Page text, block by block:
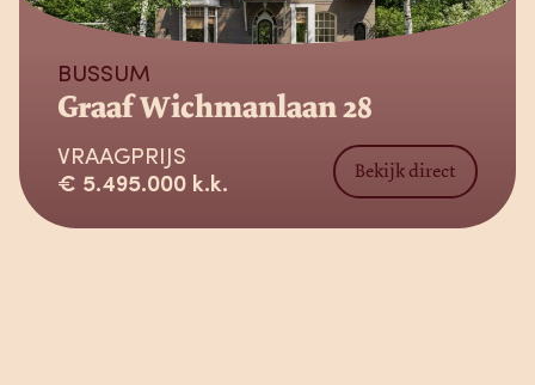
BUSSUM
Graaf Wichmanlaan 28
VRAAGPRIJS
€ 5.495.000 k.k.
Bekijk direct